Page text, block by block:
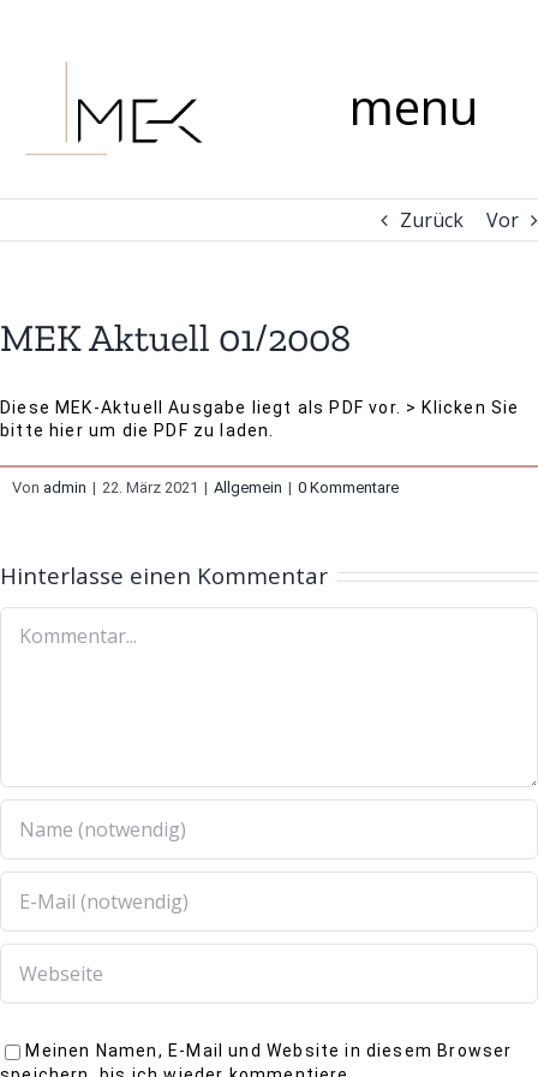
menu
Zurück Vor
MEK Aktuell 01/2008
Diese MEK-Aktuell Ausgabe liegt als PDF vor. > Klicken Sie
bitte hier um die PDF zu laden.
Von admin | 22. März 2021 | Allgemein | 0 Kommentare
Hinterlasse einen Kommentar
Meinen Namen, E-Mail und Website in diesem Browser